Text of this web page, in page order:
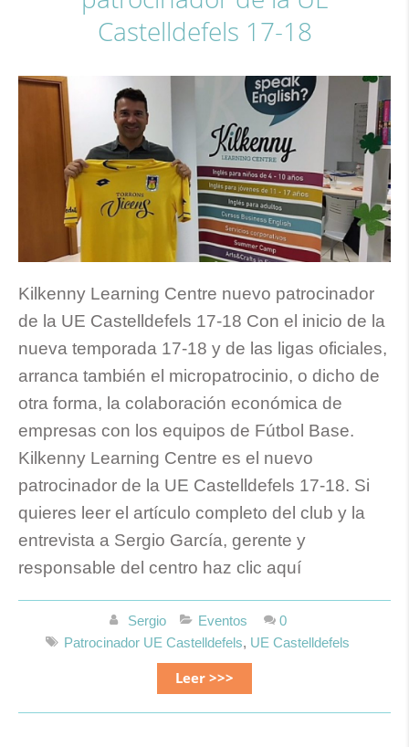
Castelldefels 17-18
Kilkenny Learning Centre nuevo patrocinador
de la UE Castelldefels 17-18 Con el inicio de la
nueva temporada 17-18 y de las ligas oficiales,
arranca también el micropatrocinio, o dicho de
otra forma, la colaboración económica de
empresas con los equipos de Fútbol Base.
Kilkenny Learning Centre es el nuevo
patrocinador de la UE Castelldefels 17-18. Si
quieres leer el artículo completo del club y la
entrevista a Sergio García, gerente y
responsable del centro haz clic aquí
Sergio Eventos
0
Patrocinador UE Castelldefels, UE Castelldefels
Leer >>>